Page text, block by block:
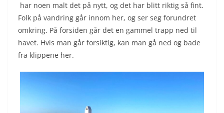
har noen malt det på nytt, og det har blitt riktig så fint.
Folk på vandring går innom her, og ser seg forundret
omkring. På forsiden går det en gammel trapp ned til
havet. Hvis man går forsiktig, kan man gå ned og bade
fra klippene her.